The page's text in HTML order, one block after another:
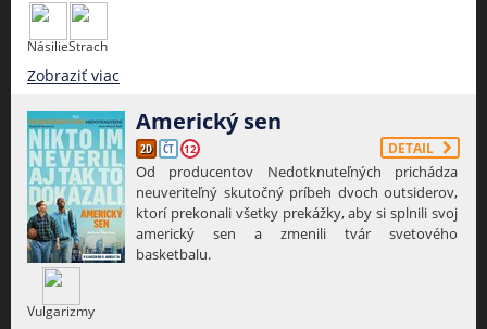
moru. Čaká vás mrazivá atmosféra, čierny humor
a poriadna dávka napätia.
NásilieStrach
Zobraziť viac
Americký sen
2D ČT 12 DETAIL
Od producentov Nedotknuteľných prichádza
neuveriteľný skutočný príbeh dvoch outsiderov,
ktorí prekonali všetky prekážky, aby si splnili svoj
americký sen a zmenili tvár svetového
basketbalu.
Vulgarizmy